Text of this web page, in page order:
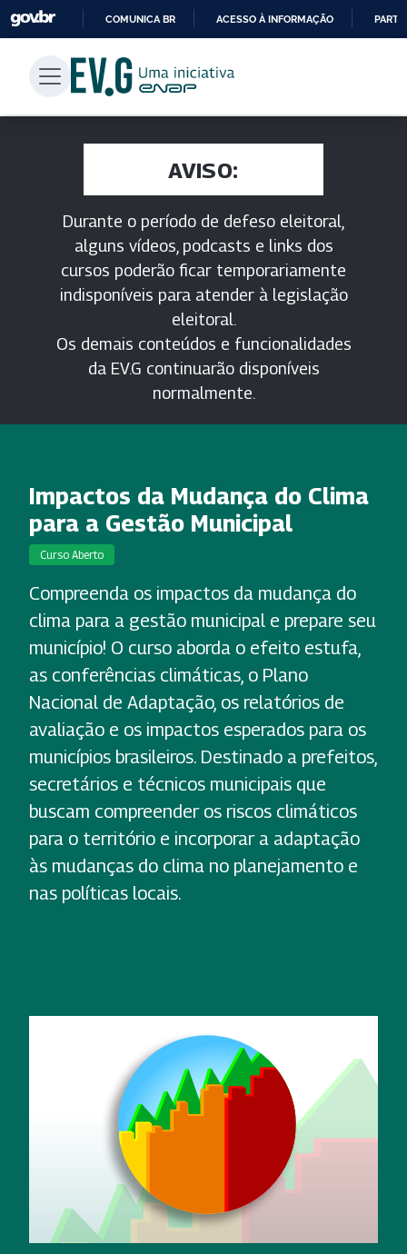
PARA
CONTEÚDO
COMUNICA BR ACESSO À INFORMAÇÃO
AVISO:
Durante o período de defeso eleitoral,
alguns vídeos, podcasts e links dos
cursos poderão ficar temporariamente
indisponíveis para atender à legislação
eleitoral.
Os demais conteúdos e funcionalidades
da EV.G continuarão disponíveis
normalmente.
Impactos da Mudança do Clima
para a Gestão Municipal
Curso Aberto
Compreenda os impactos da mudança do
clima para a gestão municipal e prepare seu
município! O curso aborda o efeito estufa,
as conferências climáticas, o Plano
Nacional de Adaptação, os relatórios de
avaliação e os impactos esperados para os
municípios brasileiros. Destinado a prefeitos,
secretários e técnicos municipais que
buscam compreender os riscos climáticos
para o território e incorporar a adaptação
às mudanças do clima no planejamento e
nas políticas locais.